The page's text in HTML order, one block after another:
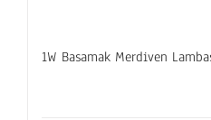
1W Basamak Merdiven